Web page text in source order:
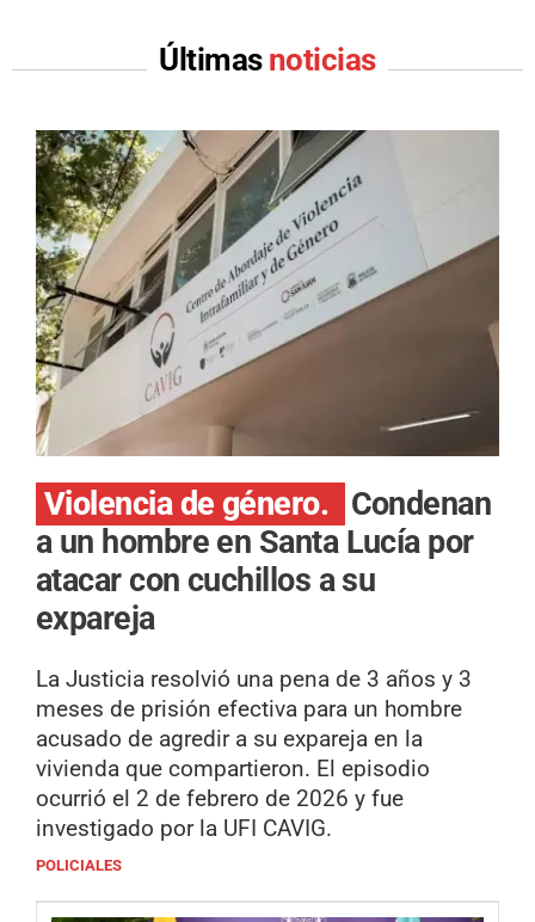
Últimas noticias
Violencia de género.
Condenan
a un hombre en Santa Lucía por
atacar con cuchillos a su
expareja
La Justicia resolvió una pena de 3 años y 3
meses de prisión efectiva para un hombre
acusado de agredir a su expareja en la
vivienda que compartieron. El episodio
ocurrió el 2 de febrero de 2026 y fue
investigado por la UFI CAVIG.
POLICIALES